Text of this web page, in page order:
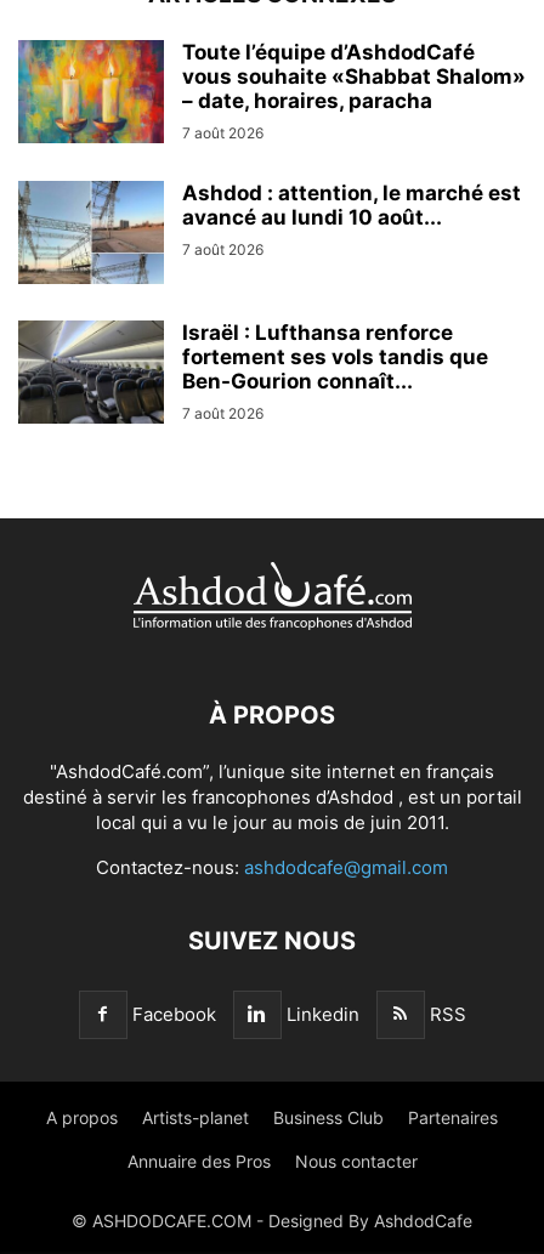
Toute l’équipe d’AshdodCafé
vous souhaite «Shabbat Shalom»
– date, horaires, paracha
7 août 2026
Ashdod : attention, le marché est
avancé au lundi 10 août...
7 août 2026
Israël : Lufthansa renforce
fortement ses vols tandis que
Ben-Gourion connaît...
7 août 2026
À PROPOS
"AshdodCafé.com”, l’unique site internet en français
destiné à servir les francophones d’Ashdod , est un portail
local qui a vu le jour au mois de juin 2011.
Contactez-nous: ashdodcafe@gmail.com
SUIVEZ NOUS
Facebook Linkedin RSS
A propos Artists-planet Business Club Partenaires
Annuaire des Pros Nous contacter
© ASHDODCAFE.COM - Designed By AshdodCafe